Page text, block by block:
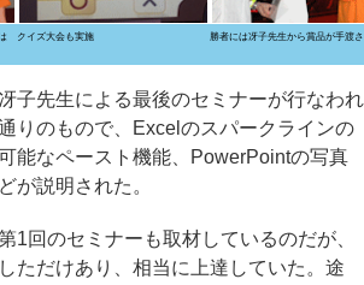
クイズ大会も実施 勝者には冴子先生から賞品が手渡
子先生による最後のセミナーが行なわれ
りのもので、Excelのスパークラインの
能なペースト機能、PowerPointの写真
が説明された。
1回のセミナーも取材しているのだが、
ただけあり、相当に上達していた。途